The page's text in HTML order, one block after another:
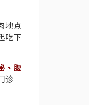
地点
吃下
、腹
诊